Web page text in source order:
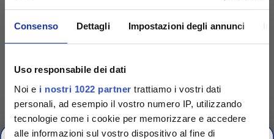
Consenso Dettagli Impostazioni degli annunci
Uso responsabile dei dati
Noi e i nostri 1022 partner trattiamo i vostri dati
personali, ad esempio il vostro numero IP, utilizzando
tecnologie come i cookie per memorizzare e accedere
alle informazioni sul vostro dispositivo al fine di
Competenza